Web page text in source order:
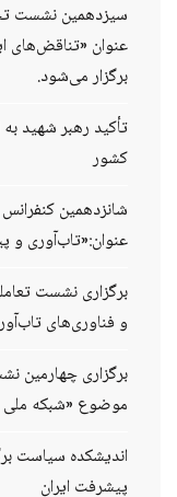
سیزدهمین نشست
عنوان «تناقض‌های
برگزار می‌شود.
تأکید رهبر شهید
کشور
شانزدهمین
عنوان:«تاب‌آوری و پیشرفت»
برگزاری نشست
و فناوری‌های تاب‌آور
برگزاری چهارمین
موضوع «شبکه ملی
اندیشکده سیاست
پیشرفت ایران